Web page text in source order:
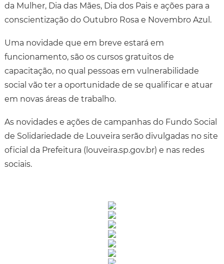
da Mulher, Dia das Mães, Dia dos Pais e ações para a
conscientização do Outubro Rosa e Novembro Azul.
Uma novidade que em breve estará em
funcionamento, são os cursos gratuitos de
capacitação, no qual pessoas em vulnerabilidade
social vão ter a oportunidade de se qualificar e atuar
em novas áreas de trabalho.
As novidades e ações de campanhas do Fundo Social
de Solidariedade de Louveira serão divulgadas no site
oficial da Prefeitura (louveira.sp.gov.br) e nas redes
sociais.